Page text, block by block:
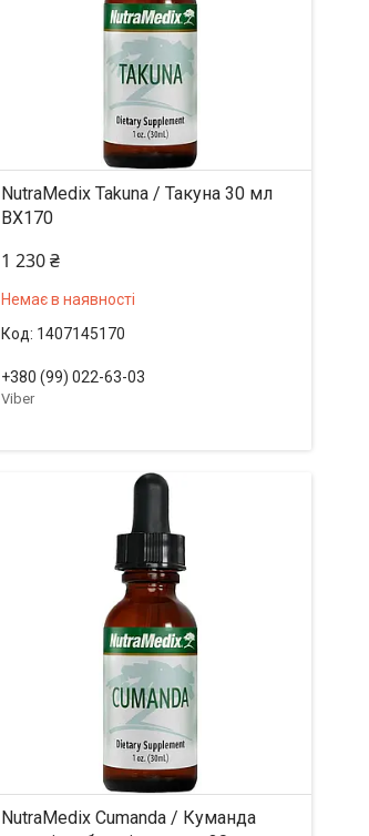
NutraMedix Takuna / Такуна 30 мл
BX170
1 230 ₴
Немає в наявності
1407145170
+380 (99) 022-63-03
Viber
NutraMedix Cumanda / Куманда